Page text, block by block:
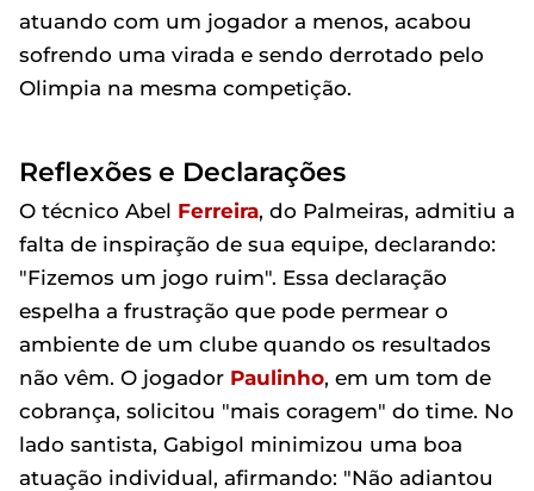
atuando com um jogador a menos, acabou
sofrendo uma virada e sendo derrotado pelo
Olimpia na mesma competição.
Reflexões e Declarações
O técnico Abel Ferreira, do Palmeiras, admitiu a
falta de inspiração de sua equipe, declarando:
"Fizemos um jogo ruim". Essa declaração
espelha a frustração que pode permear o
ambiente de um clube quando os resultados
não vêm. O jogador Paulinho, em um tom de
cobrança, solicitou "mais coragem" do time. No
lado santista, Gabigol minimizou uma boa
atuação individual, afirmando: "Não adiantou